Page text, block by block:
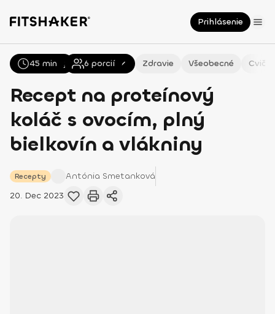
Prihlásenie
Všetky Recepty Zdravie Všeobecné
Recept na proteínový
koláč s ovocím, plný
bielkovín a vlákniny
Recepty Antónia Smetanková
20. Dec 2023
45 min 6 porcií